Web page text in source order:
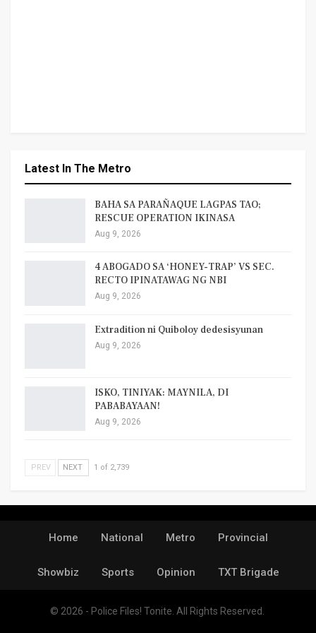
Latest In The Metro
BAHA SA PARAÑAQUE LAGPAS TAO;
RESCUE OPERATION IKINASA
Aug 9, 2026
4 ABOGADO SA ‘HONEY-TRAP’ VS SEC.
RECTO IPINATAWAG NG NBI
Aug 9, 2026
Extradition ni Quiboloy dedesisyunan
Aug 9, 2026
ISKO, TINIYAK: MAYNILA, DI
PABABAYAAN!
Aug 9, 2026
PREV NEXT 1 of 2,739
Home National Metro Provincial
Showbiz Sports Opinion TXT Brigade
© 2026 - Police Files! Tonite. All Rights Reserved.